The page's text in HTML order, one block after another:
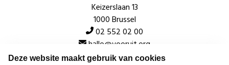
Deze website maakt gebruik van cookies
Keizerslaan 13
1000 Brussel
02 552 02 00
hallo@vooruit.org